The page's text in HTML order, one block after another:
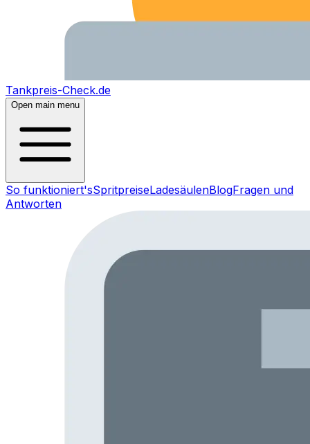
Tankpreis-Check.de
Open main menu
So funktioniert'sSpritpreiseLadesäulenBlogFragen und
Antworten